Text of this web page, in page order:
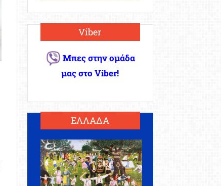
Viber
Μπες στην ομάδα
μας στο Viber!
ΕΛΛΑΔΑ